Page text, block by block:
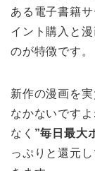
ある電子書籍
イント購入と
のが特徴です。
新作の漫画を
なかないです
なく ”毎日最大
っぷりと還元